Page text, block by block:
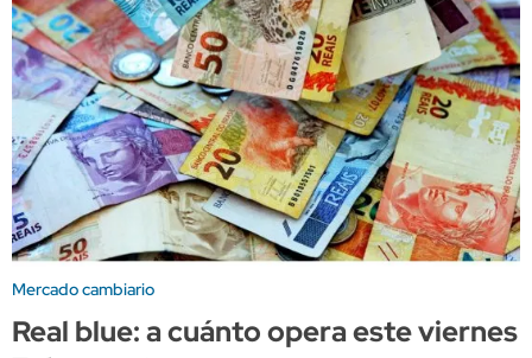
Mercado cambiario
Real blue: a cuánto opera este viernes